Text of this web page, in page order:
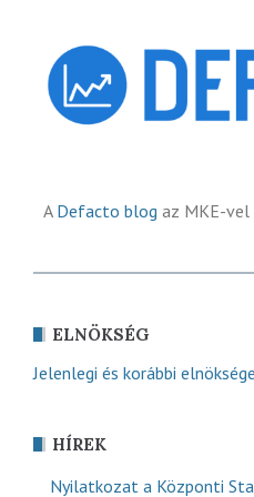
A Defacto blog az MKE-vel
ELNÖKSÉG
Jelenlegi és korábbi
HÍREK
Nyilatkozat a Központi